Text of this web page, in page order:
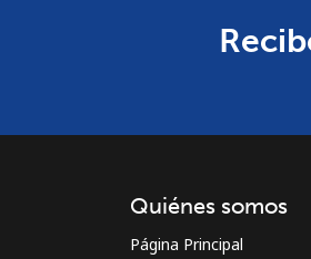
Quiénes somos
Página Principal